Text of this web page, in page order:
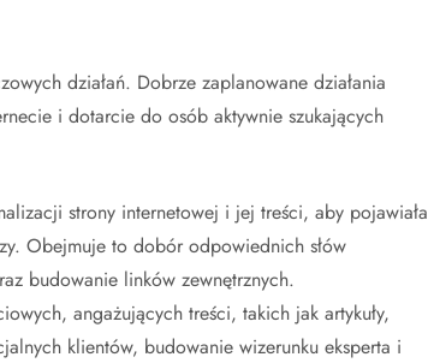
działań. Dobrze zaplanowane działania
i dotarcie do osób aktywnie szukających
strony internetowej i jej treści, aby pojawiała
Obejmuje to dobór odpowiednich słów
budowanie linków zewnętrznych.
angażujących treści, takich jak artykuły,
klientów, budowanie wizerunku eksperta i